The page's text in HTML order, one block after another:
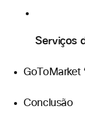
Serviços
GoToMarket
Conclusão